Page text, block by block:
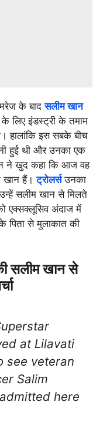
के बादसलीम खान
लिए इंडस्ट्री के तमाम
हालांकि इस सबके बीच
हुई थी और उनका एक
ने खुद कहा कि आज वह
खान हैं।ट्रोलर्स उनका
सलीम खान से मिलते
एक्सक्लूसिव अंदाज में
पिता से मुलाकात की
सलीम खान से
at Lilavati
see veteran
Salim
here